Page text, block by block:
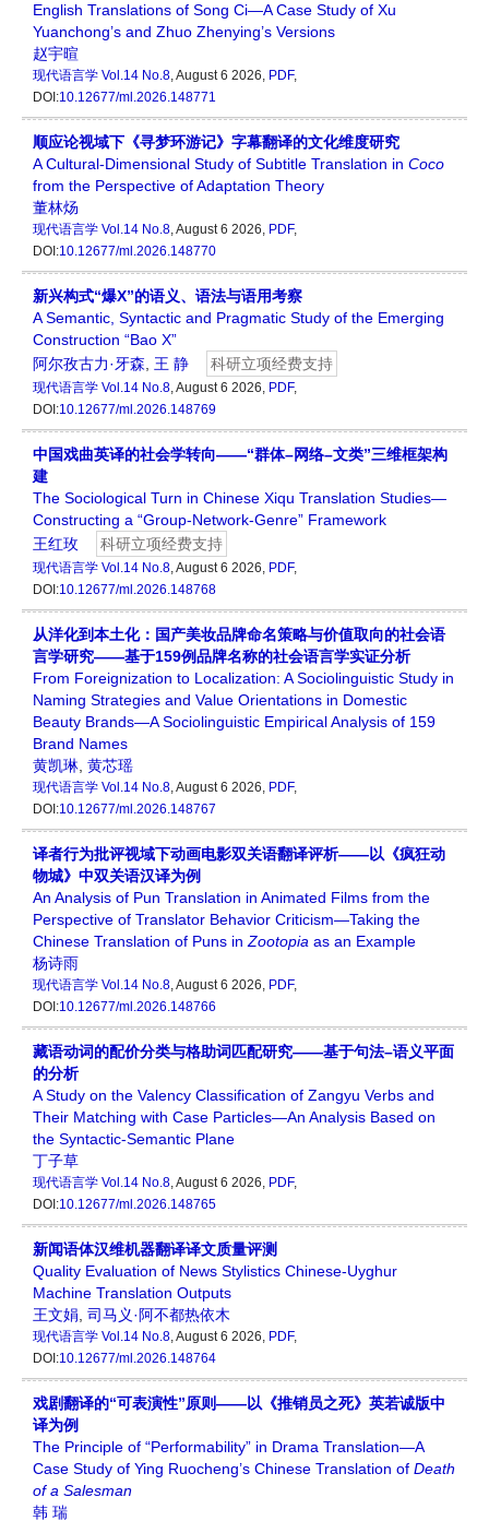
English Translations of Song Ci—A Case Study of Xu
Yuanchong’s and Zhuo Zhenying’s Versions
赵宇暄
现代语言学 Vol.14 No.8, August 6 2026, PDF,
DOI:10.12677/ml.2026.148771
顺应论视域下《寻梦环游记》字幕翻译的文化维度研究
A Cultural-Dimensional Study of Subtitle Translation in Coco
from the Perspective of Adaptation Theory
董林炀
现代语言学 Vol.14 No.8, August 6 2026, PDF,
DOI:10.12677/ml.2026.148770
新兴构式“爆X”的语义、语法与语用考察
A Semantic, Syntactic and Pragmatic Study of the Emerging
Construction “Bao X”
阿尔孜古力·牙森
王 静 科研立项经费支持
现代语言学 Vol.14 No.8, August 6 2026, PDF,
DOI:10.12677/ml.2026.148769
中国戏曲英译的社会学转向——“群体–网络–文类”三维框架构
建
The Sociological Turn in Chinese Xiqu Translation Studies—
Constructing a “Group-Network-Genre” Framework
王红玫
科研立项经费支持
现代语言学 Vol.14 No.8, August 6 2026, PDF,
DOI:10.12677/ml.2026.148768
从洋化到本土化：国产美妆品牌命名策略与价值取向的社会语
言学研究——基于159例品牌名称的社会语言学实证分析
From Foreignization to Localization: A Sociolinguistic Study in
Naming Strategies and Value Orientations in Domestic
Beauty Brands—A Sociolinguistic Empirical Analysis of 159
Brand Names
黄凯琳 黄芯瑶
现代语言学 Vol.14 No.8, August 6 2026, PDF,
DOI:10.12677/ml.2026.148767
译者行为批评视域下动画电影双关语翻译评析——以《疯狂动
物城》中双关语汉译为例
An Analysis of Pun Translation in Animated Films from the
Perspective of Translator Behavior Criticism—Taking the
Chinese Translation of Puns in Zootopia as an Example
杨诗雨
现代语言学 Vol.14 No.8, August 6 2026, PDF,
DOI:10.12677/ml.2026.148766
藏语动词的配价分类与格助词匹配研究——基于句法–语义平面
的分析
A Study on the Valency Classification of Zangyu Verbs and
Their Matching with Case Particles—An Analysis Based on
the Syntactic-Semantic Plane
丁子草
现代语言学 Vol.14 No.8, August 6 2026, PDF,
DOI:10.12677/ml.2026.148765
新闻语体汉维机器翻译译文质量评测
Quality Evaluation of News Stylistics Chinese-Uyghur
Machine Translation Outputs
王文娟 司马义·阿不都热依木
现代语言学 Vol.14 No.8, August 6 2026, PDF,
DOI:10.12677/ml.2026.148764
戏剧翻译的“可表演性”原则——以《推销员之死》英若诚版中
译为例
The Principle of “Performability” in Drama Translation—A
Case Study of Ying Ruocheng’s Chinese Translation of Death
of a Salesman
韩 瑞